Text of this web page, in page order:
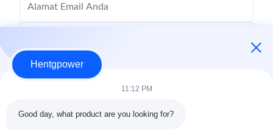
Hentgpower
11:12 PM
Good day, what product are you looking for?